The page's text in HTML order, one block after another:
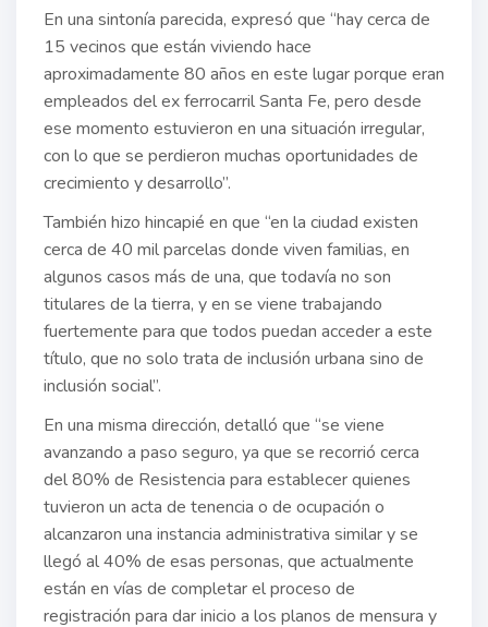
En una sintonía parecida, expresó que “hay cerca de
15 vecinos que están viviendo hace
aproximadamente 80 años en este lugar porque eran
empleados del ex ferrocarril Santa Fe, pero desde
ese momento estuvieron en una situación irregular,
con lo que se perdieron muchas oportunidades de
crecimiento y desarrollo”.
También hizo hincapié en que “en la ciudad existen
cerca de 40 mil parcelas donde viven familias, en
algunos casos más de una, que todavía no son
titulares de la tierra, y en se viene trabajando
fuertemente para que todos puedan acceder a este
título, que no solo trata de inclusión urbana sino de
inclusión social”.
En una misma dirección, detalló que “se viene
avanzando a paso seguro, ya que se recorrió cerca
del 80% de Resistencia para establecer quienes
tuvieron un acta de tenencia o de ocupación o
alcanzaron una instancia administrativa similar y se
llegó al 40% de esas personas, que actualmente
están en vías de completar el proceso de
registración para dar inicio a los planos de mensura y